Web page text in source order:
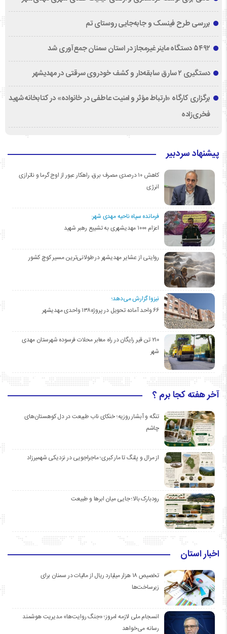
بررسی طرح فینسک و جابه‌جایی روستای تم
۵۴۹۲ دستگاه ماینر غیرمجاز در استان سمنان جمع‌آوری شد
دستگیری ۲ سارق سابقه‌دار و کشف خودروی سرقتی در مهدیشهر
برگزاری کارگاه «ارتباط مؤثر و امنیت عاطفی در خانواده» در کتابخانه شهید
فخری‌زاده
پیشنهاد سردبیر
کاهش ۱۰ درصدی مصرف برق، راهکار عبور از اوج گرما و ناترازی
انرژی
فرمانده سپاه ناحیه مهدی شهر:
اعزام ۱۰۰۰ مهدیشهری به تشییع رهبر شهید
روایتی از عشایر مهدیشهر در طولانی‌ترین مسیر کوچ کشور
نیزوا گزارش می‌دهد؛
۶۶ واحد آماده تحویل در پروژه۱۳۸ واحدی مهدیشهر
۲۱۰ تن قیر رایگان در راه معابر محلات فرسوده شهرستان مهدی
شهر
آخر هفته کجا برم ؟
تنگه و آبشار روزیه؛ خنکای ناب طبیعت در دل کوهستان‌های
چاشم
از مرال و پلنگ تا مار کبری؛ ماجراجویی در نزدیکی شهمیرزاد
رودبارک بالا؛ جایی میان ابرها و طبیعت
اخبار استان
تخصیص ۱۸ هزار میلیارد ریال از مالیات در سمنان برای
زیرساخت‌ها
انسجام ملی لازمه امروز؛ «جنگ روایت‌ها» مدیریت هوشمند
رسانه می‌خواهد